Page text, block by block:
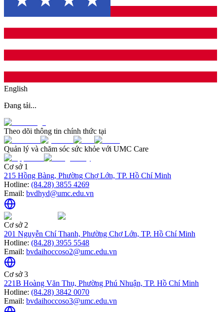
English
Đang tải...
Theo dõi thông tin chính thức tại
Quản lý và chăm sóc sức khỏe với UMC Care
Cơ sở 1
215 Hồng Bàng, Phường Chợ Lớn, TP. Hồ Chí Minh
Hotline: (84.28) 3855 4269
Email: bvdhyd@umc.edu.vn
Cơ sở 2
201 Nguyễn Chí Thanh, Phường Chợ Lớn, TP. Hồ Chí Minh
Hotline: (84.28) 3955 5548
Email: bvdaihoccoso2@umc.edu.vn
Cơ sở 3
221B Hoàng Văn Thụ, Phường Phú Nhuận, TP. Hồ Chí Minh
Hotline: (84.28) 3842 0070
Email: bvdaihoccoso3@umc.edu.vn